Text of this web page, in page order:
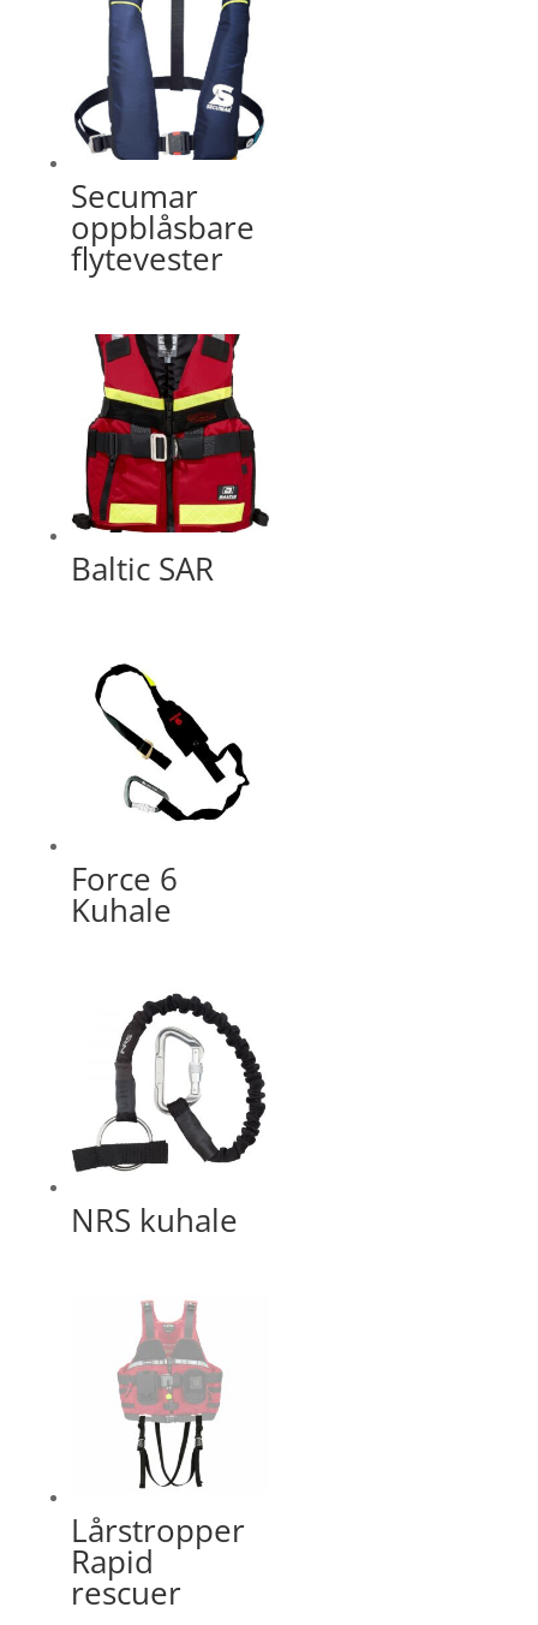
Secumar
oppblåsbare
flytevester
Baltic SAR
Force 6
Kuhale
NRS kuhale
Lårstropper
Rapid
rescuer